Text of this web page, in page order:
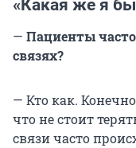
«Какая же я
— Пациенты
связях?
— Кто как.
что не стоит
связи часто